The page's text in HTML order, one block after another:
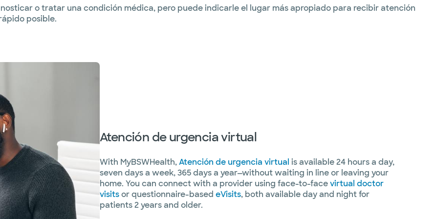
o tratar una condición médica, pero puede indicarle el lugar más apropiado para recibir atención
posible.
Atención de urgencia virtual
With MyBSWHealth,Atención de urgencia virtual is available 24 hours a day,
seven days a week, 365 days a year—without waiting in line or leaving your
home. You can connect with a provider using face-to-facevirtual doctor
visitsor questionnaire-based eVisits, both available day and night for
patients 2 years and older.